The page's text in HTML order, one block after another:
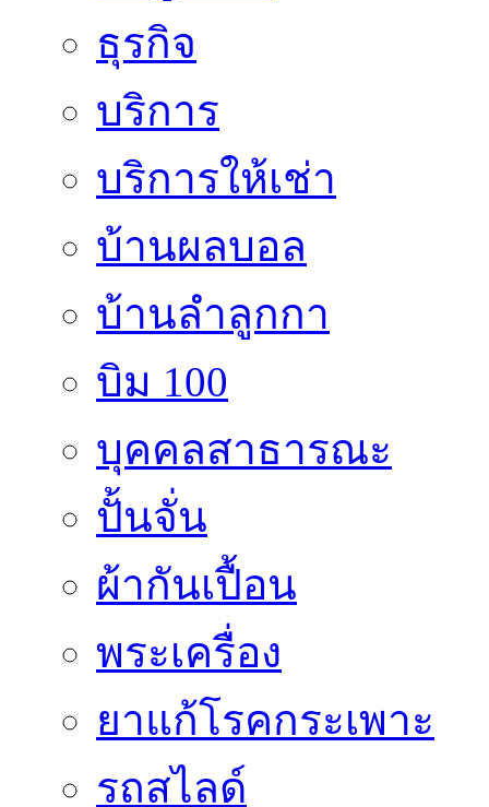
ธุรกิจ
บริการ
บริการให้เช่า
บ้านผลบอล
บ้านลำลูกกา
บิม 100
บุคคลสาธารณะ
ปั้นจั่น
ผ้ากันเปื้อน
พระเครื่อง
ยาแก้โรคกระเพาะ
รถสไลด์